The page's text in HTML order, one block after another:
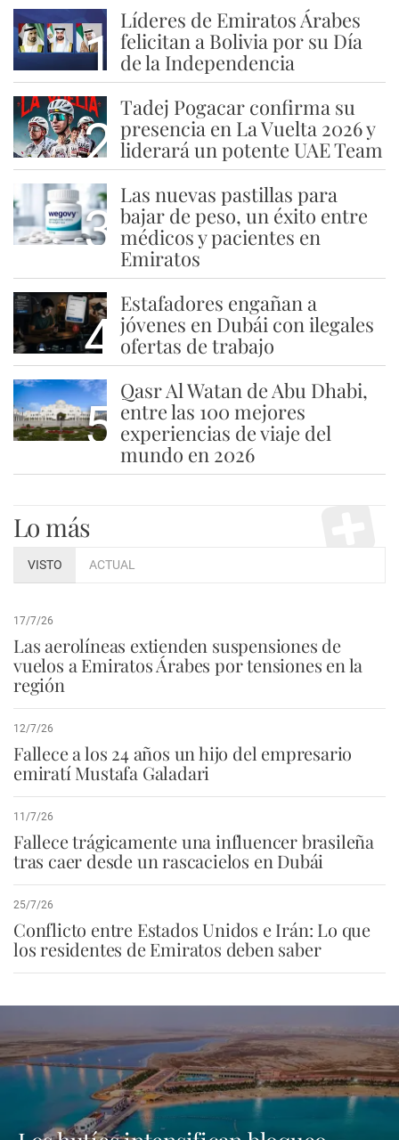
1
Líderes de Emiratos Árabes
felicitan a Bolivia por su Día
de la Independencia
2
Tadej Pogacar confirma su
presencia en La Vuelta 2026 y
liderará un potente UAE Team
3
Las nuevas pastillas para
bajar de peso, un éxito entre
médicos y pacientes en
Emiratos
4
Estafadores engañan a
jóvenes en Dubái con ilegales
ofertas de trabajo
5
Qasr Al Watan de Abu Dhabi,
entre las 100 mejores
experiencias de viaje del
mundo en 2026
Lo más
VISTO ACTUAL
17/7/26
Las aerolíneas extienden suspensiones de
vuelos a Emiratos Árabes por tensiones en la
región
12/7/26
Fallece a los 24 años un hijo del empresario
emiratí Mustafa Galadari
11/7/26
Fallece trágicamente una influencer brasileña
tras caer desde un rascacielos en Dubái
25/7/26
Conflicto entre Estados Unidos e Irán: Lo que
los residentes de Emiratos deben saber